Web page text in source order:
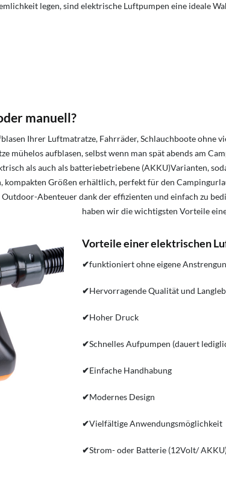
legen, sind elektrische Luftpumpen eine ideale
manuell?
Ihrer Luftmatratze, Fahrräder, Schlauchboote
mühelos aufblasen, selbst wenn man spät abends am
als auch als batteriebetriebene (AKKU)Varianten,
kompakten Größen erhältlich, perfekt für den
Abenteuer dank der effizienten und einfach zu
haben wir die wichtigsten Vorteile
Vorteile einer elektrischen
✔funktioniert ohne eigene
✔Hervorragende Qualität und
✔Hoher Druck
✔Schnelles Aufpumpen (dauert
✔Einfache Handhabung
✔Modernes Design
✔Vielfältige Anwendungsmöglichkeit
✔Strom- oder Batterie (12Volt/